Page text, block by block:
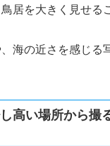
居を大きく見せる
海の近さを感じる
高い場所から撮